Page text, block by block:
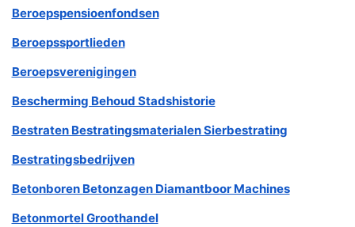
Beroepspensioenfondsen
Beroepssportlieden
Beroepsverenigingen
Bescherming Behoud Stadshistorie
Bestraten Bestratingsmaterialen Sierbestrating
Bestratingsbedrijven
Betonboren Betonzagen Diamantboor Machines
Betonmortel Groothandel